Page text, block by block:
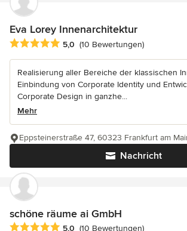
Eva Lorey Innenarchitektur
Durchschnittliche Bewertung: 5 von 5
5,0 (10 Bewertungen)
Realisierung aller Bereiche der klassischen
Einbindung von Corporate Identity und
Corporate Design in ganzhe...
Mehr
Nachricht
Eppsteinerstraße 47, 60323 Frankfurt am
schöne räume ai GmbH
Durchschnittliche Bewertung: 5 von 5
5,0 (10 Bewertungen)